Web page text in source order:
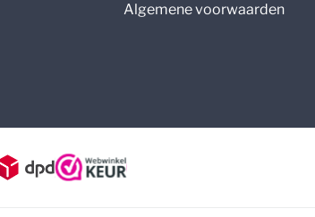
Algemene voorwaarden